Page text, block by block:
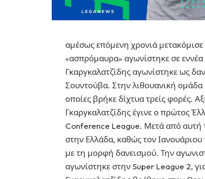
αμέσως επόμενη χρονιά
«ασπρόμαυρα» αγωνίστηκε σε
Γκαργκαλατζίδης αγωνίστηκε ως
Σουντούβα. Στην λιθουανική ομάδα
οποίες βρήκε δίχτυα τρείς φορές.
Γκαργκαλατζίδης έγινε ο πρώτος
Conference League. Μετά από αυτή
στην Ελλάδα, καθώς τον
με τη μορφή δανεισμού. Την
αγωνίστηκε στην Super League 2,